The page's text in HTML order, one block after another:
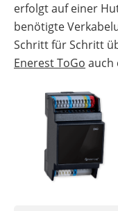
erfolgt auf einer
benötigte
Schritt für Schritt
Enerest ToGo auch